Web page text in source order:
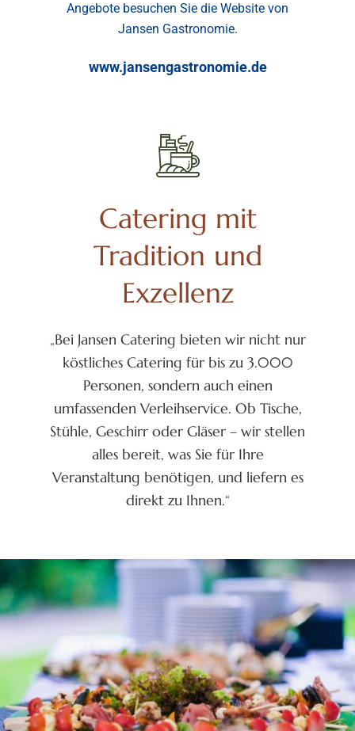
Angebote besuchen Sie die Website von
Jansen Gastronomie.
www.jansengastronomie.de
Catering mit
Tradition und
Exzellenz
„Bei Jansen Catering bieten wir nicht nur
köstliches Catering für bis zu 3.000
Personen, sondern auch einen
umfassenden Verleihservice. Ob Tische,
Stühle, Geschirr oder Gläser – wir stellen
alles bereit, was Sie für Ihre
Veranstaltung benötigen, und liefern es
direkt zu Ihnen.“